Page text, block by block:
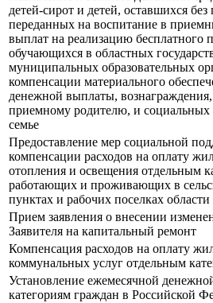
детей-сирот и детей, оставшихся
переданных на воспитание в
выплат на реализацию бесплатного
обучающихся в областных
муниципальных образовательных
компенсации материального
денежной выплаты,
приемному родителю, и социальных
семье
Предоставление мер социальной
компенсации расходов на оплату
отопления и освещения отдельным
работающих и проживающих в
пунктах и рабочих поселках области
Прием заявления о внесении
Заявителя на капитальный ремонт
Компенсация расходов на оплату
коммунальных услуг отдельным
Установление ежемесячной
категориям граждан в Российской